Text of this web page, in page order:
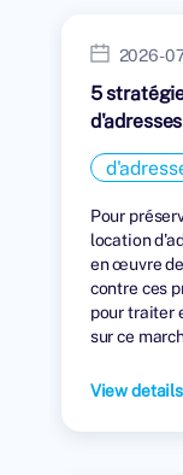
2026-
5
location
Pour
location
en œuvre
contre ces
pour traiter
sur ce
View details